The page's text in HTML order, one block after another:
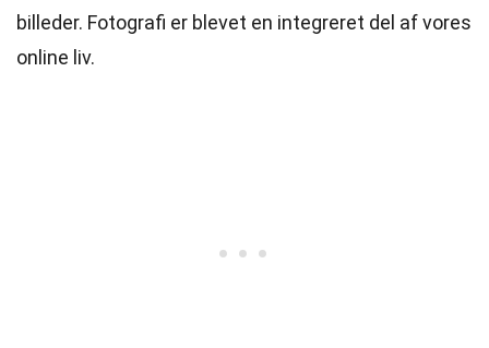
billeder. Fotografi er blevet en integreret del af vores
online liv.